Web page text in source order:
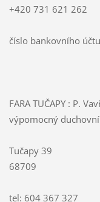
+420 731 621 262
číslo bankovního
FARA TUČAPY : P.
výpomocný duchovní
Tučapy 39
68709
tel: 604 367 327